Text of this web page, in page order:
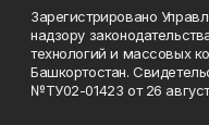
Зарегистрировано
надзору
технологий и массовых
Башкортостан.
№ТУ02-01423 от 26